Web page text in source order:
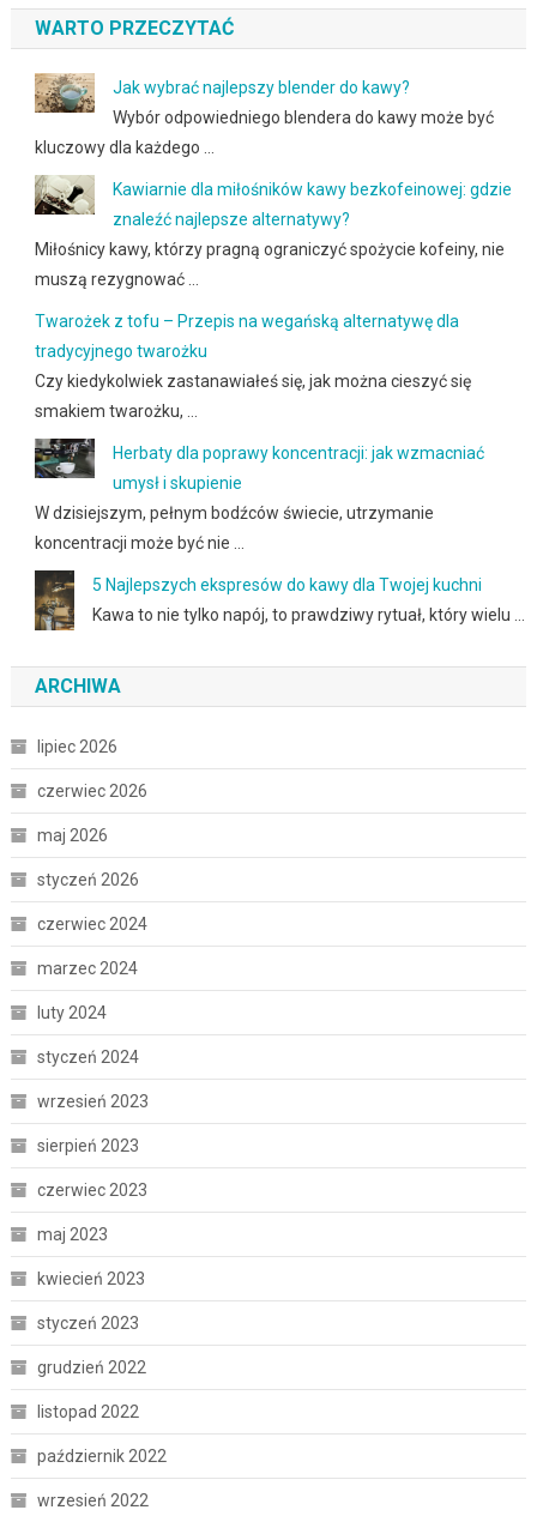
WARTO PRZECZYTAĆ
Jak wybrać najlepszy blender do kawy?
Wybór odpowiedniego blendera do kawy może być
kluczowy dla każdego …
Kawiarnie dla miłośników kawy bezkofeinowej: gdzie
znaleźć najlepsze alternatywy?
Miłośnicy kawy, którzy pragną ograniczyć spożycie kofeiny, nie
muszą rezygnować …
Twarożek z tofu – Przepis na wegańską alternatywę dla
tradycyjnego twarożku
Czy kiedykolwiek zastanawiałeś się, jak można cieszyć się
smakiem twarożku, …
Herbaty dla poprawy koncentracji: jak wzmacniać
umysł i skupienie
W dzisiejszym, pełnym bodźców świecie, utrzymanie
koncentracji może być nie …
5 Najlepszych ekspresów do kawy dla Twojej kuchni
Kawa to nie tylko napój, to prawdziwy rytuał, który wielu …
ARCHIWA
lipiec 2026
czerwiec 2026
maj 2026
styczeń 2026
czerwiec 2024
marzec 2024
luty 2024
styczeń 2024
wrzesień 2023
sierpień 2023
czerwiec 2023
maj 2023
kwiecień 2023
styczeń 2023
grudzień 2022
listopad 2022
październik 2022
wrzesień 2022